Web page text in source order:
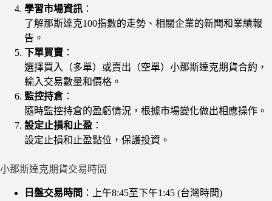
學習市場資訊 ：
了解那斯達克100指數的走勢、相關企業的新聞和業績報
告。
下單買賣 ：
選擇買入（多單）或賣出（空單）小那斯達克期貨合約，
輸入交易數量和價格。
監控持倉 ：
隨時監控持倉的盈虧情況，根據市場變化做出相應操作。
設定止損和止盈 ：
設定止損和止盈點位，保護投資。
小那斯達克期貨交易時間
日盤交易時間 ：上午8:45至下午1:45 (台灣時間)